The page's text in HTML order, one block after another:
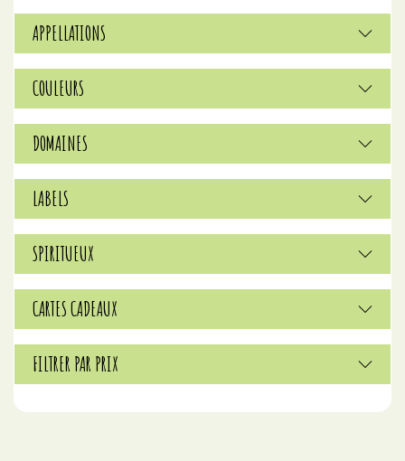
APPELLATIONS
COULEURS
DOMAINES
LABELS
SPIRITUEUX
CARTES CADEAUX
FILTRER PAR PRIX